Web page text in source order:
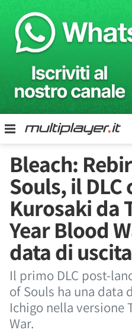
Bleach:
Souls, il DLC
Kurosaki da
Year Blood
data di uscita
Il primo DLC post-
of Souls ha una data
Ichigo nella versione
War.